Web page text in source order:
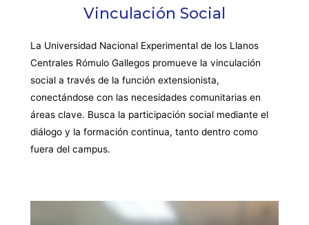
Vinculación Social
La Universidad Nacional Experimental de los Llanos
Centrales Rómulo Gallegos promueve la vinculación
social a través de la función extensionista,
conectándose con las necesidades comunitarias en
áreas clave. Busca la participación social mediante el
diálogo y la formación continua, tanto dentro como
fuera del campus.